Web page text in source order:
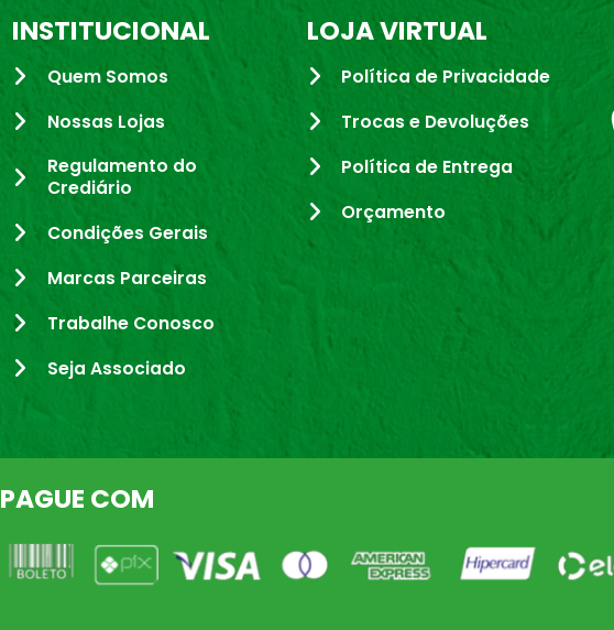
INSTITUCIONAL
Quem Somos
Nossas Lojas
Regulamento do
Crediário
Condições Gerais
Marcas Parceiras
Trabalhe Conosco
Seja Associado
LOJA VIRTUAL
Política de Privacidade
Trocas e Devoluções
Política de Entrega
Orçamento
PAGUE COM